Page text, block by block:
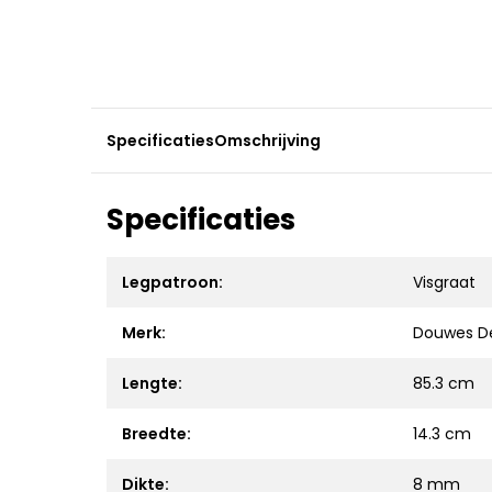
SpecificatiesOmschrijving
Specificaties
Legpatroon: Visgraat
Merk: Douwes
Lengte: 85.3 cm
Breedte: 14.3 cm
Dikte: 8 mm